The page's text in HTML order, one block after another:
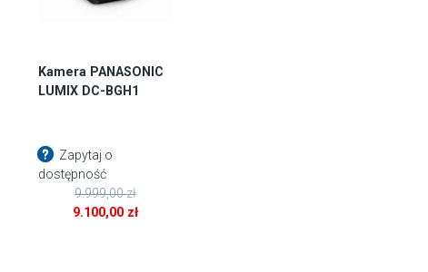
Kamera PANASONIC
LUMIX DC-BGH1
Zapytaj o
dostępność
9.999,00zł
Pierwotna9.100,00 zł